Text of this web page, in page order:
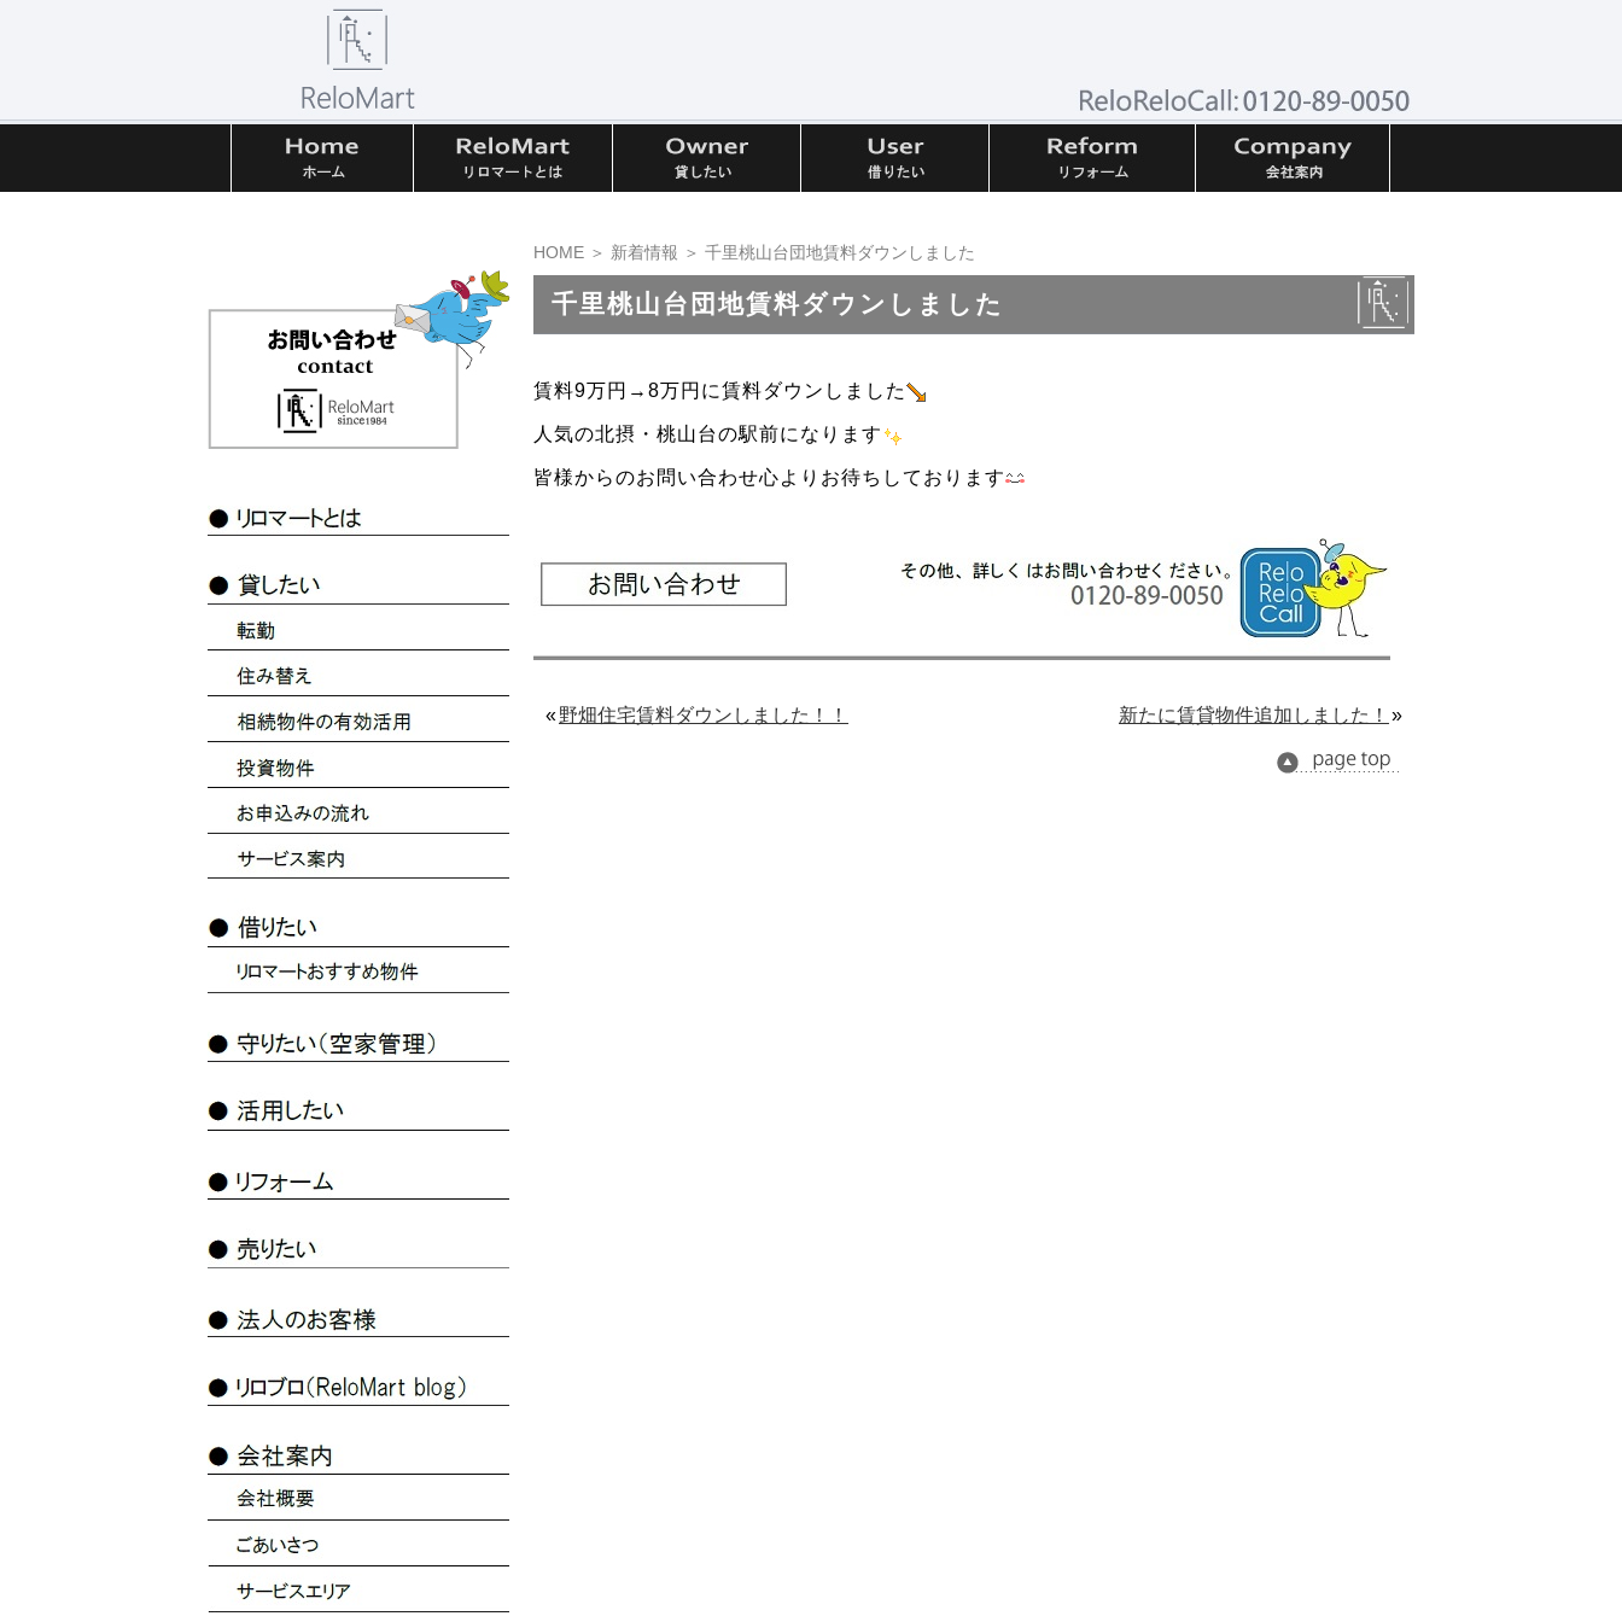
HOME ＞ 新着情報 ＞ 千里桃山台団地賃料ダウンしました
千里桃山台団地賃料ダウンしました
賃料9万円→8万円に賃料ダウンしました
人気の北摂・桃山台の駅前になります
皆様からのお問い合わせ心よりお待ちしております
«野畑住宅賃料ダウンしました！！ 新たに賃貸物件追加しました！ »